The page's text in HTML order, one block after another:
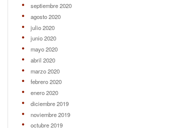
septiembre 2020
agosto 2020
julio 2020
junio 2020
mayo 2020
abril 2020
marzo 2020
febrero 2020
enero 2020
diciembre 2019
noviembre 2019
octubre 2019